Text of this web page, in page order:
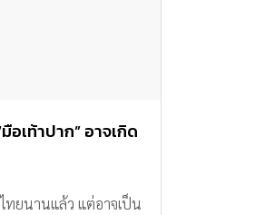
อเท้าปาก” อาจเกิด
ทยนานแล้ว แต่อาจเป็น